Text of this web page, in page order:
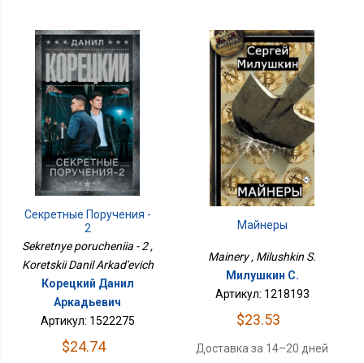
Секретные Поручения -
2
Sekretnye porucheniia - 2 ,
Koretskii Danil Arkad'evich
Корецкий Данил
Аркадьевич
Артикул: 1522275
$24.74
Майнеры
Mainery , Milushkin S.
Милушкин С.
Артикул: 1218193
$23.53
Доставка за 14–20 дней